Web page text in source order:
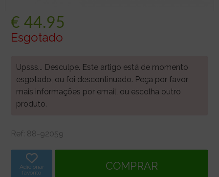
€ 44.95
Esgotado
Upsss... Desculpe. Este artigo está de momento
esgotado, ou foi descontinuado. Peça por favor
mais informações por email, ou escolha outro
produto.
Ref: 88-92059
Adicionar
favorito